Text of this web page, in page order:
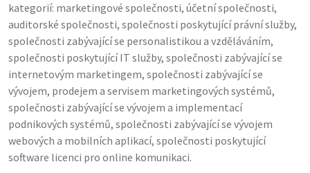
kategorií: marketingové společnosti, účetní společnosti,
auditorské společnosti, společnosti poskytující právní služby,
společnosti zabývající se personalistikou a vzděláváním,
společnosti poskytující IT služby, společnosti zabývající se
internetovým marketingem, společnosti zabývající se
vývojem, prodejem a servisem marketingových systémů,
společnosti zabývající se vývojem a implementací
podnikových systémů, společnosti zabývající se vývojem
webových a mobilních aplikací, společnosti poskytující
software licenci pro online komunikaci.